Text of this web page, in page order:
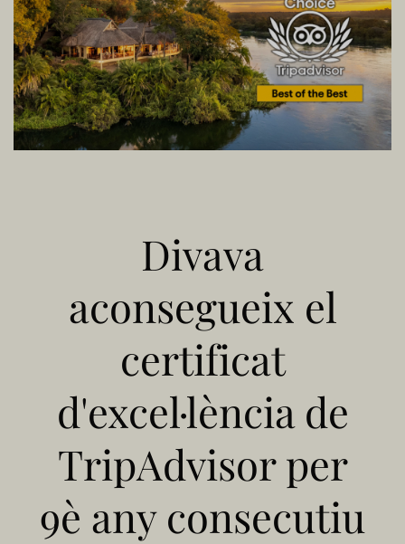
Divava
aconsegueix el
certificat
d'excel·lència de
TripAdvisor per
9è any consecutiu